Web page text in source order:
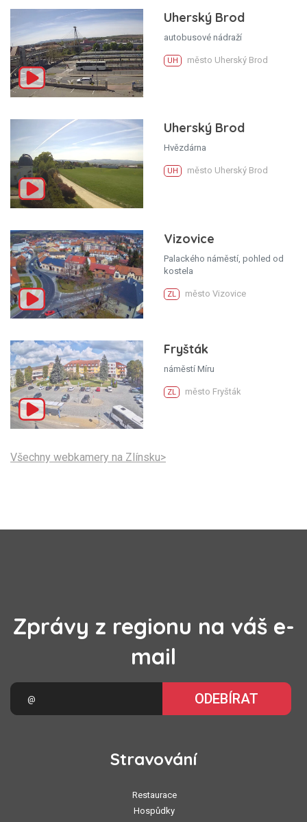
Uherský Brod
autobusové nádraží
UH město Uherský Brod
Uherský Brod
Hvězdárna
UH město Uherský Brod
Vizovice
Palackého náměstí, pohled od
kostela
ZL město Vizovice
Fryšták
náměstí Míru
ZL město Fryšták
Všechny webkamery na Zlínsku>
Zprávy z regionu na váš e-
mail
ODEBÍRAT
Stravování
Restaurace
Hospůdky